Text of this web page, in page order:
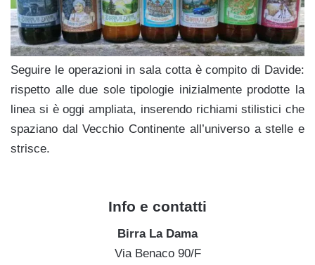
Seguire le operazioni in sala cotta è compito di Davide:
rispetto alle due sole tipologie inizialmente prodotte la
linea si è oggi ampliata, inserendo richiami stilistici che
spaziano dal Vecchio Continente all’universo a stelle e
strisce.
Info e contatti
Birra La Dama
Via Benaco 90/F